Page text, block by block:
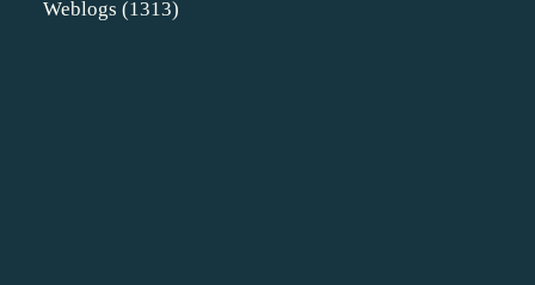
Weblogs (1313)